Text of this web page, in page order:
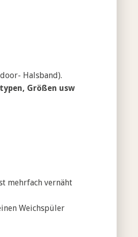
Halsband).
Größen usw
mehrfach vernäht
Weichspüler